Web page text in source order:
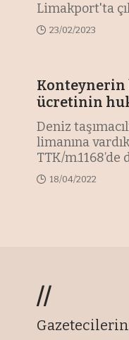
Limakport'ta
23/02/2023
Konteynerin
ücretinin
Deniz
limanına
TTK/
18/04/2022
//